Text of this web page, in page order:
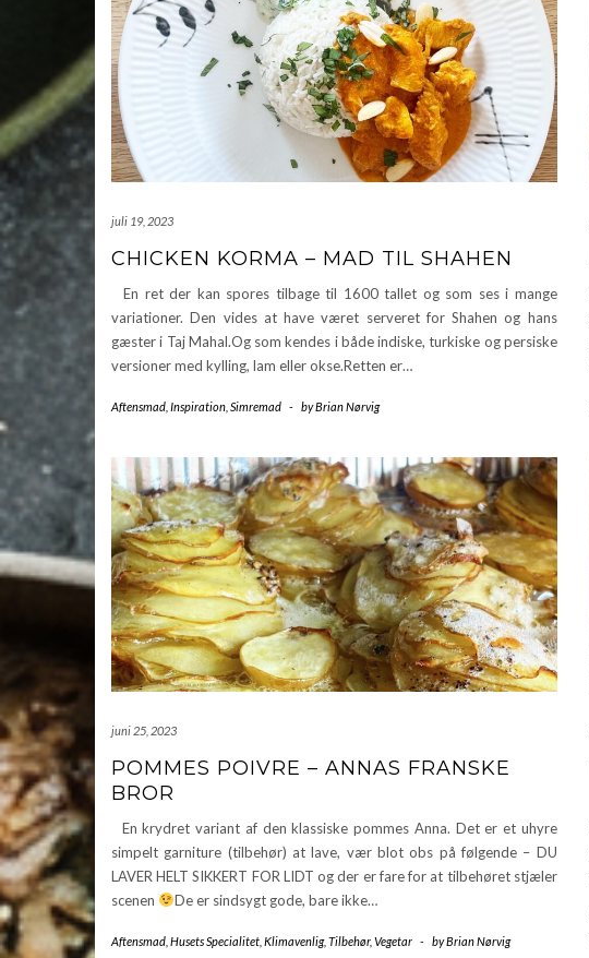
juli 19, 2023
CHICKEN KORMA – MAD TIL SHAHEN
En ret der kan spores tilbage til 1600 tallet og som ses i mange
variationer. Den vides at have været serveret for Shahen og hans
gæster i Taj Mahal.Og som kendes i både indiske, turkiske og persiske
versioner med kylling, lam eller okse.Retten er…
Aftensmad Inspiration Simremad - byBrian Nørvig
juni 25, 2023
POMMES POIVRE – ANNAS FRANSKE
BROR
En krydret variant af den klassiske pommes Anna. Det er et uhyre
simpelt garniture (tilbehør) at lave, vær blot obs på følgende – DU
LAVER HELT SIKKERT FOR LIDT og der er fare for at tilbehøret stjæler
scenen
De er sindsygt gode, bare ikke…
Aftensmad Husets Specialitet Klimavenlig, Tilbehør, Vegetar - byBrian Nørvig